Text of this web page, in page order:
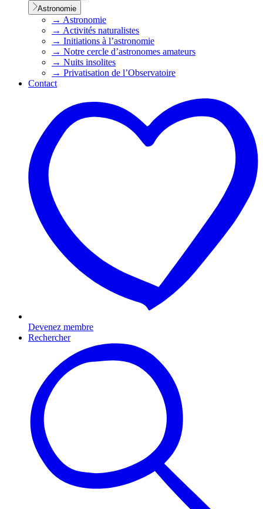
Astronomie
→ Astronomie
→ Activités naturalistes
→ Initiations à l’astronomie
→ Notre cercle d’astronomes amateurs
→ Nuits insolites
→ Privatisation de l’Observatoire
Contact
Devenez membre
Rechercher